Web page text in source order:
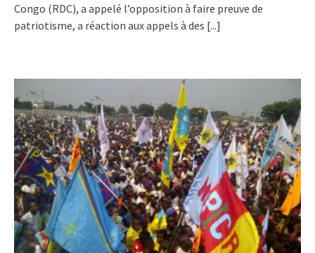
Congo (RDC), a appelé l’opposition à faire preuve de
patriotisme, a réaction aux appels à des [...]